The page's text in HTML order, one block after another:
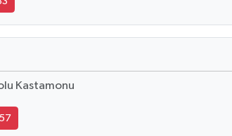
Kastamonu